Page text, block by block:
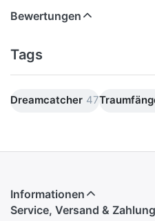
Bewertungen
Tags
Dreamcatcher 47
Informationen
Service, Versand & Zahlung